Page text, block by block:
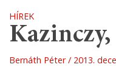
HÍREK
Bernáth Péter 2013.